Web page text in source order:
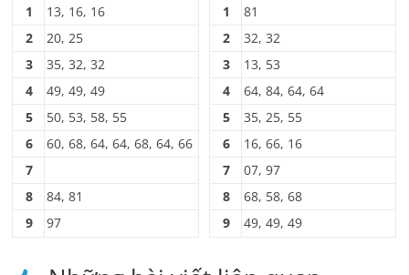
1
13, 16, 16
2
20, 25
3
35, 32, 32
4
49, 49, 49
5
50, 53, 58, 55
6
60, 68, 64, 64, 68, 64, 66
7
8
84, 81
9
97
1
81
2
32, 32
3
13, 53
4
64, 84, 64, 64
5
35, 25, 55
6
16, 66, 16
7
07, 97
8
68, 58, 68
9
49, 49, 49